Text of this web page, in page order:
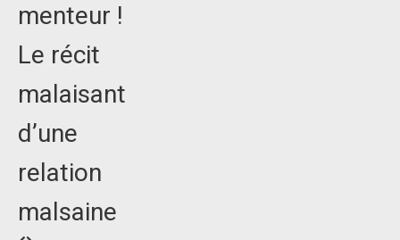
menteur !
Le récit
malaisant
d’une
relation
malsaine